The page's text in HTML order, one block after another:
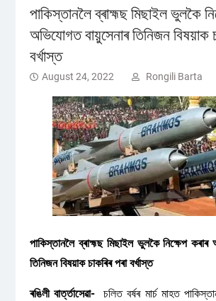
পাকিস্তানলৈ ব্ৰাহ্মছ মিছাইল ভুলকৈ
অভিযোগত বায়ুসেনাৰ তিনিজন বিষয়াক
বৰ্খাস্ত
August 24, 2022 Rongili Barta
পাকিস্তানলৈ ব্ৰাহ্মছ মিছাইল ভুলকৈ নিক্ষেপ কৰাৰ
তিনিজন বিষয়াক চাকৰিৰ পৰা বৰ্খাস্ত
ৰঙিলী বাৰ্ত্তাসেৱা-
চলিত বৰ্ষৰ মাৰ্চ মাহত